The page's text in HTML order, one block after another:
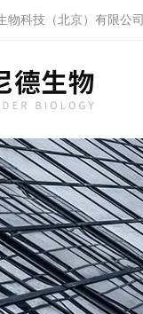
物科技（北京）有限公司